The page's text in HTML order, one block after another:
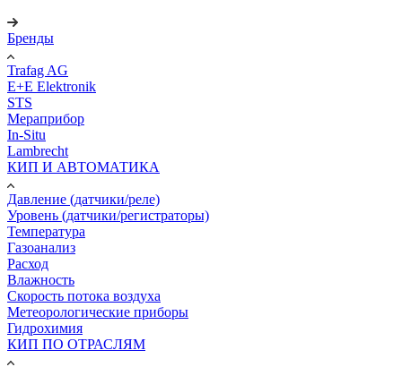
Бренды
Trafag AG
E+E Elektronik
STS
Мераприбор
In-Situ
Lambrecht
КИП И АВТОМАТИКА
Давление (датчики/реле)
Уровень (датчики/регистраторы)
Температура
Газоанализ
Расход
Влажность
Скорость потока воздуха
Метеорологические приборы
Гидрохимия
КИП ПО ОТРАСЛЯМ